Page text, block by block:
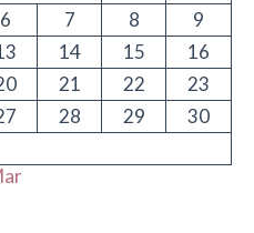
6 7 8
9
14 15
16
21 22
23
28 29
30